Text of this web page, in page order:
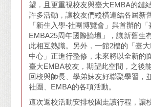
望，且更重視校友與臺大EMBA的鏈
許多活動，讓校友們縱橫連結各屆新
「新生入學-社團博覽會」與首辦的「
EMBA25周年國際論壇」，讓新舊生
此相互熟識。另外，一館2樓的「臺
中心」正進行整修，未來將以全新的
臺大EMBA校友，期望此空間，之後
回校與師長、學弟妹友好聯聚學習，
社團、EMBA的各項活動。
這次返校活動安排校園走讀行程，讓